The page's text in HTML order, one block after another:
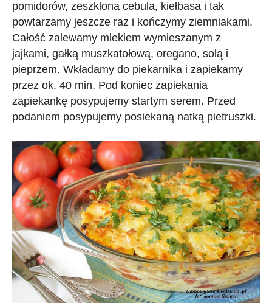
pomidorów, zeszklona cebula, kiełbasa i tak
powtarzamy jeszcze raz i kończymy ziemniakami.
Całość zalewamy mlekiem wymieszanym z
jajkami, gałką muszkatołową, oregano, solą i
pieprzem. Wkładamy do piekarnika i zapiekamy
przez ok. 40 min. Pod koniec zapiekania
zapiekankę posypujemy startym serem. Przed
podaniem posypujemy posiekaną natką pietruszki.